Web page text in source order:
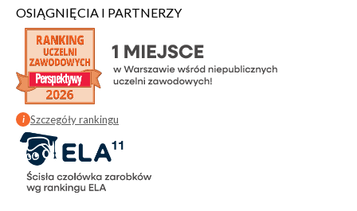
OSIĄGNIĘCIA I PARTNERZY
i Szczegóły rankingu